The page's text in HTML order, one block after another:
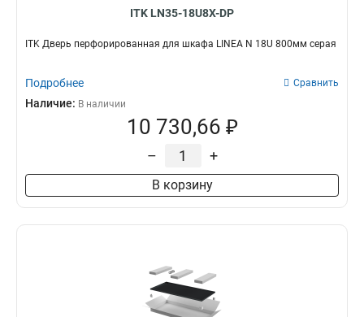
ITK LN35-18U8X-DP
ITK Дверь перфорированная для шкафа LINEA N 18U 800мм серая
Подробнее Сравнить
Наличие: В наличии
10 730,66 ₽
– +
В корзину